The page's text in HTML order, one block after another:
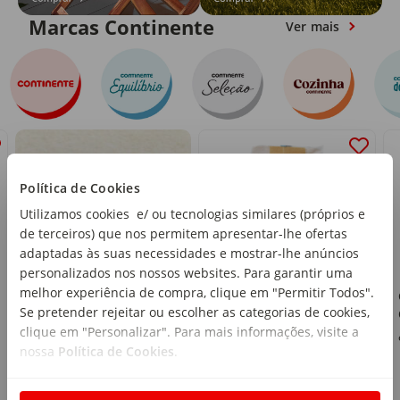
Política de Cookies
Utilizamos cookies e/ ou tecnologias similares (próprios e
de terceiros) que nos permitem apresentar-lhe ofertas
adaptadas às suas necessidades e mostrar-lhe anúncios
personalizados nos nossos websites. Para garantir uma
melhor experiência de compra, clique em "Permitir Todos".
Se pretender rejeitar ou escolher as categorias de cookies,
clique em "Personalizar". Para mais informações, visite a
nossa Política de Cookies
Marcas Continente Ver mais
Ravioli Ricota e
Espinafres Cozinha
Continente